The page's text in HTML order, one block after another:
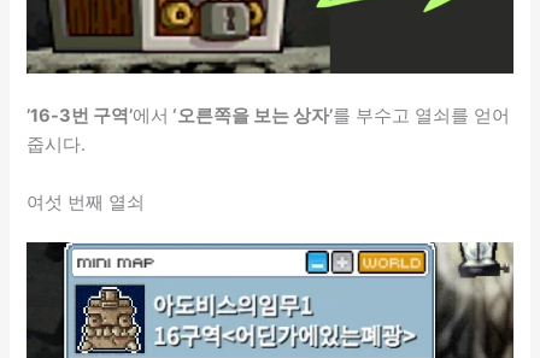
’16-3번 구역’에서 ‘오른쪽을 보는 상자’를 부수고 열쇠를 얻어
줍시다.
여섯 번째 열쇠